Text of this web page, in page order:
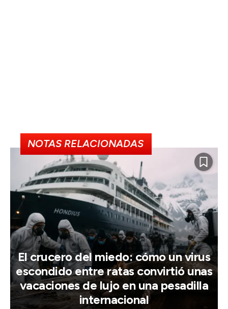
NOTAS RELACIONADAS
El crucero del miedo: cómo un virus
escondido entre ratas convirtió unas
vacaciones de lujo en una pesadilla
internacional